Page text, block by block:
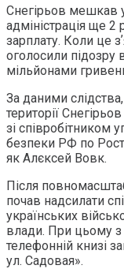
Снегірьов мешкав
адміністрація ще
зарплату. Коли це
оголосили підозру
мільйонами
За даними
території
зі співробітником
безпеки РФ по
як Алєксей Вовк.
Після
почав надсилати
українських
влади. При цьому з
телефонній книзі
ул. Садовая».